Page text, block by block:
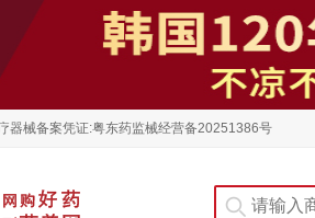
器械备案凭证:粤东药监械经营备20251386号